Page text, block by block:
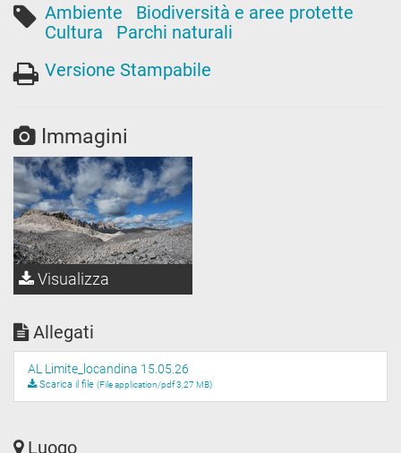
Ambiente
Biodiversità e aree protette
Cultura
Parchi naturali
Versione Stampabile
Immagini
Visualizza
Allegati
AL Limite_locandina 15.05.26
Scarica il file (File application/pdf 3,27 MB)
Luogo